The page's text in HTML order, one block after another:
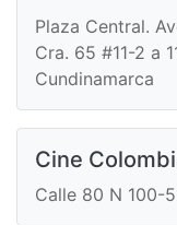
Plaza Central.
Cra. 65 #11-2 a
Cundinamarca
Cine
Calle 80 N 100-